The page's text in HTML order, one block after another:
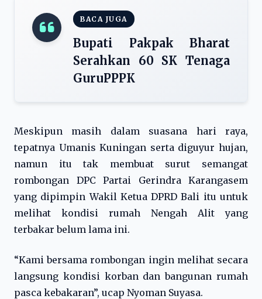
BACA JUGA
Bupati Pakpak Bharat
Serahkan 60 SK Tenaga
GuruPPPK
Meskipun masih dalam suasana hari raya,
tepatnya Umanis Kuningan serta diguyur hujan,
namun itu tak membuat surut semangat
rombongan DPC Partai Gerindra Karangasem
yang dipimpin Wakil Ketua DPRD Bali itu untuk
melihat kondisi rumah Nengah Alit yang
terbakar belum lama ini.
“Kami bersama rombongan ingin melihat secara
langsung kondisi korban dan bangunan rumah
pasca kebakaran”, ucap Nyoman Suyasa.